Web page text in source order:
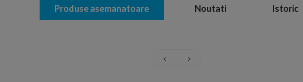
Produse asemanatoare Noutati Istoric